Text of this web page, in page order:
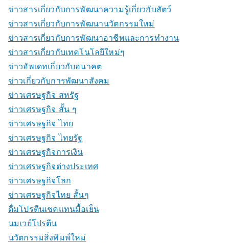
ข่าวสารเกี่ยวกับการพัฒนาความรู้เกี่ยวกับสัตว์
ข่าวสารเกี่ยวกับการพัฒนานวัตกรรมใหม่
ข่าวสารเกี่ยวกับการพัฒนาอาชีพและการทำงาน
ข่าวสารเกี่ยวกับเทคโนโลยีใหม่ๆ
ข่าวอัพเดทเกี่ยวกับอนาคต
ข่าวเกี่ยวกับการพัฒนาสังคม
ข่าวเศรษฐกิจ สหรัฐ
ข่าวเศรษฐกิจ สั้น ๆ
ข่าวเศรษฐกิจ ไทย
ข่าวเศรษฐกิจ ไทยรัฐ
ข่าวเศรษฐกิจการเงิน
ข่าวเศรษฐกิจต่างประเทศ
ข่าวเศรษฐกิจโลก
ข่าวเศรษฐกิจไทย สั้นๆ
ดื่มโปรตีนเชคแทนมื้อเย็น
นมเวย์โปรตีน
นวัตกรรมสิ่งพิมพ์ใหม่